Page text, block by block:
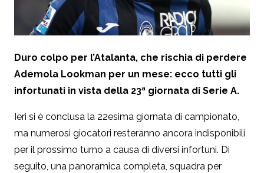
Duro colpo per l’Atalanta, che rischia di perdere
Ademola Lookman per un mese: ecco tutti gli
infortunati in vista della 23ª giornata di Serie A.
Ieri si è conclusa la 22esima giornata di campionato,
ma numerosi giocatori resteranno ancora indisponibili
per il prossimo turno a causa di diversi infortuni. Di
seguito, una panoramica completa, squadra per